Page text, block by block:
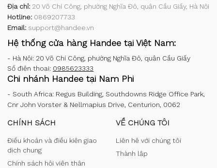
Địa chỉ: 20 Võ Chí Công, phường Nghĩa Đô, quận Cầu Giấy, Hà Nội
Hotline: 0869207733
Email: support@handee.vn
Hệ thống cửa hàng Handee tại Việt Nam:
- Hà Nội: 20 Võ Chí Công, phường Nghĩa Đô, quận Cầu Giấy
Số điện thoại: 0985623333
Chi nhánh Handee tại Nam Phi
- South Africa: Regus Building, Southdowns Ridge Office Park,
Cnr John Vorster & Nellmapius Drive, Centurion, 0062
CHÍNH SÁCH
Điều khoản và điều kiện giao
dịch chung
Chính sách hội viên thân
VỀ CHÚNG TÔI
Liên hệ với chúng tôi
Thành lập